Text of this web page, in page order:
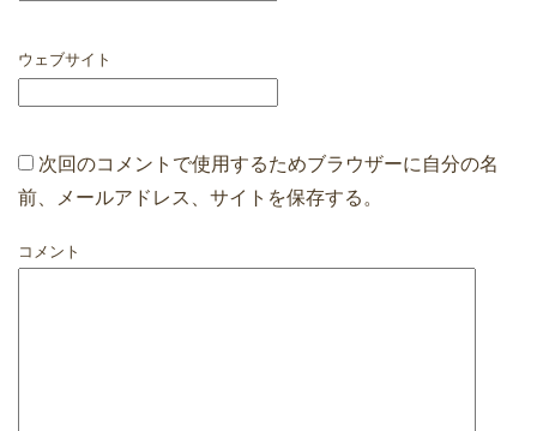
ウェブサイト
次回のコメントで使用するためブラウザーに自分の名
前、メールアドレス、サイトを保存する。
コメント